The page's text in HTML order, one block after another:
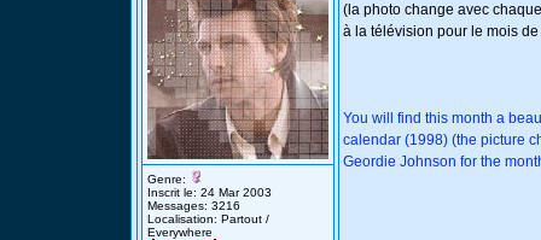
Genre:
Inscrit le: 24 Mar 2003
Messages: 3216
Localisation: Partout /
Everywhere
(la photo change avec
à la télévision pour le mois
You will find this month a
calendar (1998) (the picture
Geordie Johnson for the